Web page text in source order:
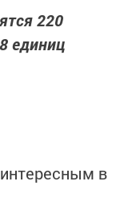
220
единиц
в